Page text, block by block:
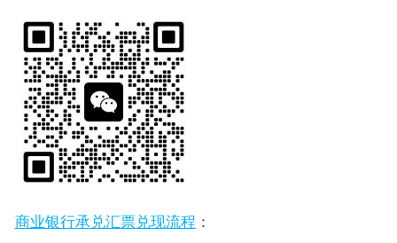
商业银行承兑汇票兑现流程 ：